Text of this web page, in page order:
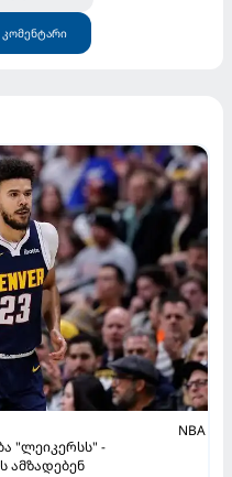
კომენტარი
NBA
"ლეიკერსს" -
ამზადებენ